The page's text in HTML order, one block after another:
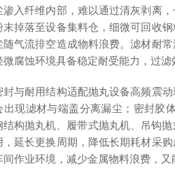
渗入纤维内部，难以通过清灰剥离
末掉落至设备集料仓，细微可回收
随气流排空造成物料浪费。滤材耐
微腐蚀环境具备稳定耐受能力，过滤
封与耐用结构适配抛丸设备高频震
出现滤材与端盖分离漏尘；密封胶
结构抛丸机、履带式抛丸机、吊钩
，延长更换周期，降低长期耗材采
间作业环境，减少金属物料浪费，